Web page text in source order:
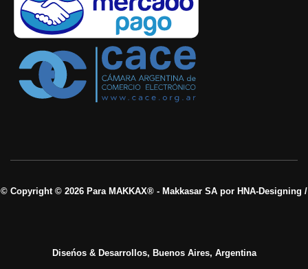
© Copyright © 2026 Para MAKKAX® - Makkasar SA por HNA-Designing /
Diseńos & Desarrollos, Buenos Aires, Argentina